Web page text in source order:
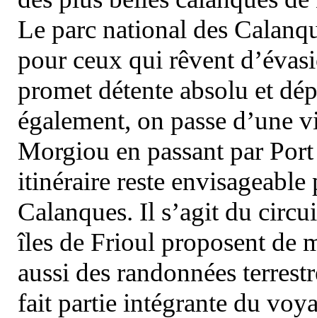
Le parc national des
pour ceux qui rêvent
promet détente absolu et
également, on passe d’une
Morgiou en passant par
itinéraire reste
Calanques. Il s’agit du
îles de Frioul proposent de
aussi des randonnées
fait partie intégrante du